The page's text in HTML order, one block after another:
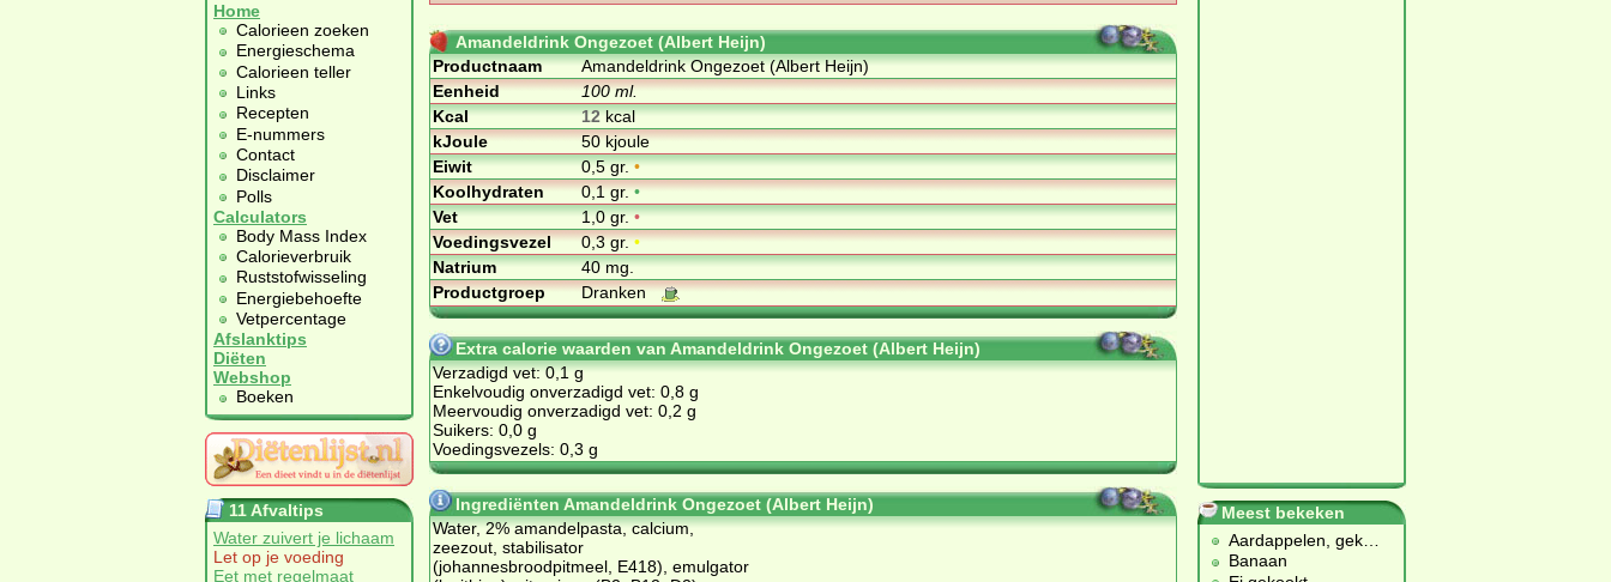
Home
Calorieen zoeken
Energieschema
Calorieen teller
Links
Recepten
E-nummers
Contact
Disclaimer
Polls
Calculators
Body Mass Index
Calorieverbruik
Ruststofwisseling
Energiebehoefte
Vetpercentage
Afslanktips
Diëten
Webshop
Boeken
11 Afvaltips
Water zuivert je lichaam
Let op je voeding
Eet met regelmaat
Amandeldrink Ongezoet (Albert Heijn)
Productnaam
Amandeldrink Ongezoet (Albert Heijn)
Eenheid
100 ml.
Kcal
12kcal
kJoule
50 kjoule
Eiwit
0,5 gr.•
Koolhydraten
0,1 gr.•
Vet
1,0 gr.•
Voedingsvezel
0,3 gr.•
Natrium
40 mg.
Productgroep
Dranken
Extra calorie waarden van Amandeldrink Ongezoet (Albert Heijn)
Verzadigd vet: 0,1 g
Enkelvoudig onverzadigd vet: 0,8 g
Meervoudig onverzadigd vet: 0,2 g
Suikers: 0,0 g
Voedingsvezels: 0,3 g
Ingrediënten Amandeldrink Ongezoet (Albert Heijn)
Water, 2% amandelpasta, calcium,
zeezout, stabilisator
(johannesbroodpitmeel, E418), emulgator
Meest bekeken
Aardappelen, gek
Banaan